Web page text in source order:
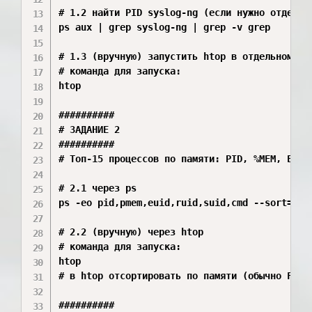
# 1.2 найти PID syslog-ng (если нужно
ps aux | grep syslog-ng | grep -v grep
# 1.3 (вручную) запустить htop в отдельном
# команда для запуска:
htop
##########
# ЗАДАНИЕ 2
##########
# Топ‑15 процессов по памяти: PID, %MEM,
# 2.1 через ps
ps -eo pid,pmem,euid,ruid,suid,cmd --sort=-
# 2.2 (вручную) через htop
# команда для запуска:
htop
# в htop отсортировать по памяти (обычно F6 /
##########